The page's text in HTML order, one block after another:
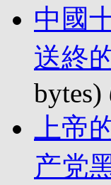
中國
送終
bytes)
上帝
产党